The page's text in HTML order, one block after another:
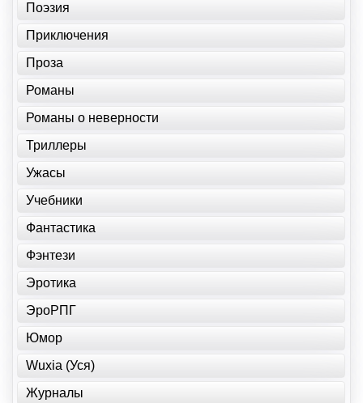
Поэзия
Приключения
Проза
Романы
Романы о неверности
Триллеры
Ужасы
Учебники
Фантастика
Фэнтези
Эротика
ЭроРПГ
Юмор
Wuxia (Уся)
Журналы